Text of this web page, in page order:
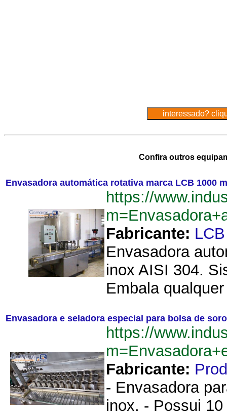
Confira outros
Envasadora automática rotativa marca LCB 1000
https://
Fabricante: LCB
Envasadora
inox AISI 304.
Embala
Envasadora e seladora especial para bolsa de
https://
Fabricante:
- Envasadora
inox. - Possui